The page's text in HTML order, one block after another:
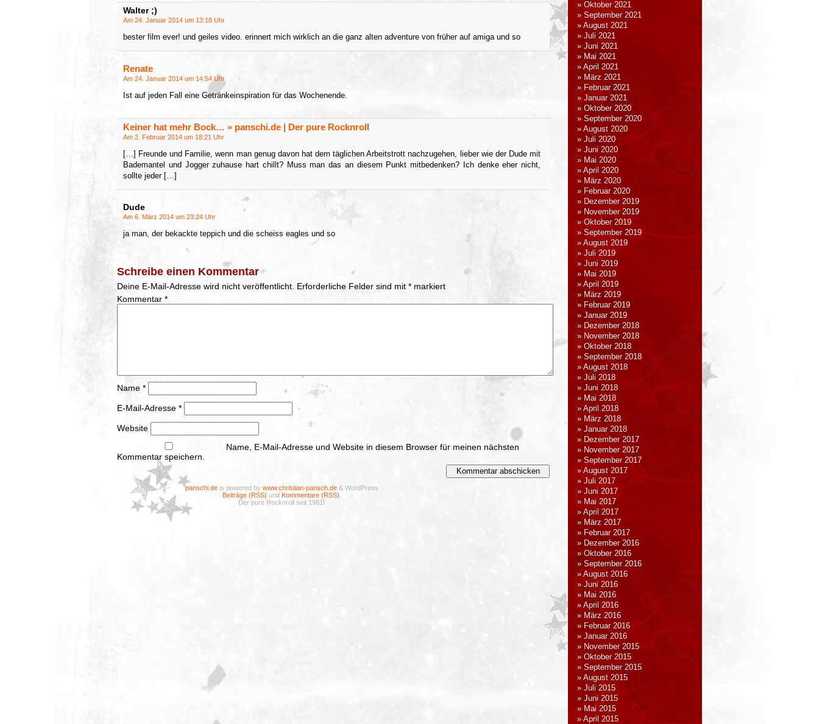
Walter ;)
Am 24. Januar 2014 um 13:18 Uhr
bester film ever! und geiles video. erinnert mich wirklich an die ganz alten adventure von früher auf amiga und so
Renate
Am 24. Januar 2014 um 14:54 Uhr
Ist auf jeden Fall eine Getränkeinspiration für das Wochenende.
Keiner hat mehr Bock… » panschi.de | Der pure Rocknroll
Am 2. Februar 2014 um 18:21 Uhr
[…] Freunde und Familie, wenn man genug davon hat dem täglichen Arbeitstrott nachzugehen, lieber wie der Dude mit
Bademantel und Jogger zuhause hart chillt? Muss man das an diesem Punkt mitbedenken? Ich denke eher nicht,
sollte jeder […]
Dude
Am 6. März 2014 um 23:24 Uhr
ja man, der bekackte teppich und die scheiss eagles und so
Schreibe einen Kommentar
Deine E-Mail-Adresse wird nicht veröffentlicht. Erforderliche Felder sind mit * markiert
Kommentar *
Name *
E-Mail-Adresse *
Website
Name, E-Mail-Adresse und Website in diesem Browser für meinen nächsten
Kommentar speichern.
Oktober 2021
September 2021
August 2021
Juli 2021
Juni 2021
Mai 2021
April 2021
März 2021
Februar 2021
Januar 2021
Oktober 2020
September 2020
August 2020
Juli 2020
Juni 2020
Mai 2020
April 2020
März 2020
Februar 2020
Dezember 2019
November 2019
Oktober 2019
September 2019
August 2019
Juli 2019
Juni 2019
Mai 2019
April 2019
März 2019
Februar 2019
Januar 2019
Dezember 2018
November 2018
Oktober 2018
September 2018
August 2018
Juli 2018
Juni 2018
Mai 2018
April 2018
März 2018
Januar 2018
Dezember 2017
November 2017
September 2017
August 2017
Juli 2017
Juni 2017
Mai 2017
April 2017
März 2017
Februar 2017
Dezember 2016
Oktober 2016
September 2016
August 2016
Juni 2016
Mai 2016
April 2016
März 2016
Februar 2016
Januar 2016
November 2015
Oktober 2015
September 2015
August 2015
Juli 2015
Juni 2015
Mai 2015
April 2015
panschi.deis powered by www.christian-pansch.de& WordPress
Beiträge (RSS) und Kommentare (RSS)
Der pure Rocknroll seit 1981!